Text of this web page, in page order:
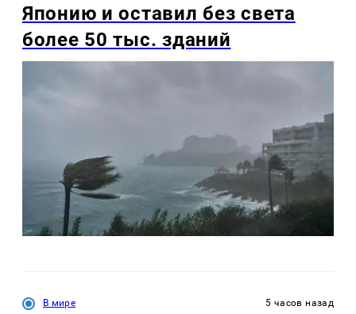
Японию и оставил без света
более 50 тыс. зданий
В мире 5 часов назад